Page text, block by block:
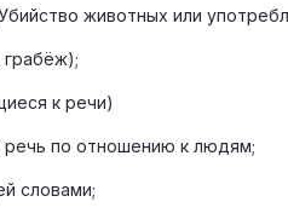
животных или
грабёж);
к речи)
речь по отношению к людям;
словами;